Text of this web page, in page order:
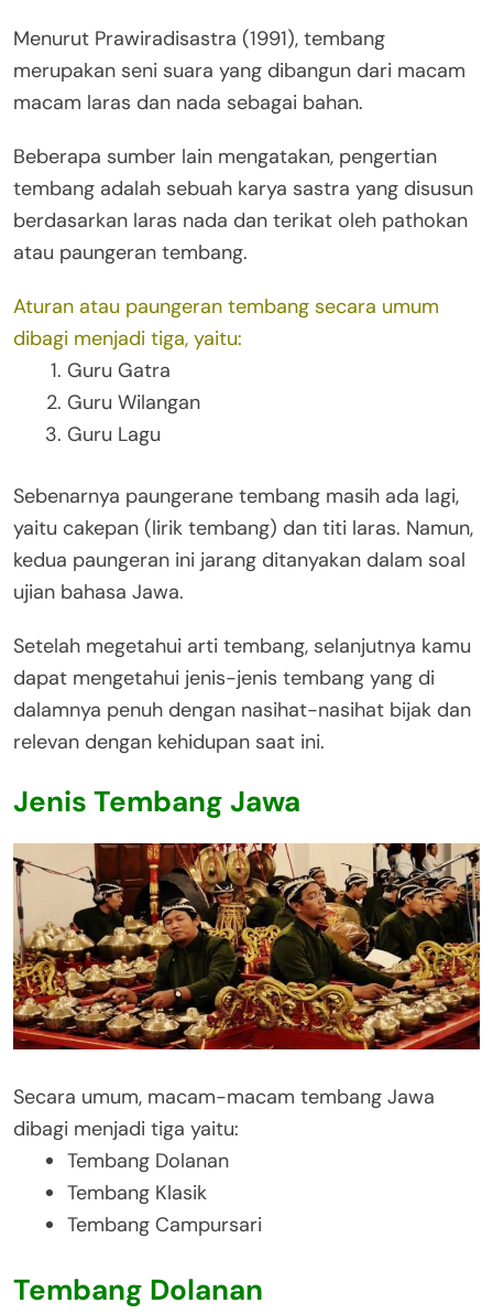
Menurut Prawiradisastra (1991), tembang
merupakan seni suara yang dibangun dari macam
macam laras dan nada sebagai bahan.
Beberapa sumber lain mengatakan, pengertian
tembang adalah sebuah karya sastra yang disusun
berdasarkan laras nada dan terikat oleh pathokan
atau paungeran tembang.
Aturan atau paungeran tembang secara umum
dibagi menjadi tiga, yaitu:
Guru Gatra
Guru Wilangan
Guru Lagu
Sebenarnya paungerane tembang masih ada lagi,
yaitu cakepan (lirik tembang) dan titi laras. Namun,
kedua paungeran ini jarang ditanyakan dalam soal
ujian bahasa Jawa.
Setelah megetahui arti tembang, selanjutnya kamu
dapat mengetahui jenis-jenis tembang yang di
dalamnya penuh dengan nasihat-nasihat bijak dan
relevan dengan kehidupan saat ini.
Jenis Tembang Jawa
Secara umum, macam-macam tembang Jawa
dibagi menjadi tiga yaitu:
Tembang Dolanan
Tembang Klasik
Tembang Campursari
Tembang Dolanan